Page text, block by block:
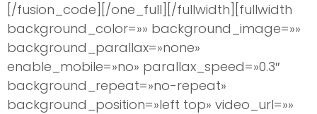
[/fusion_code][/one_full][/fullwidth][fullwidth
background_color=»» background_image=»»
background_parallax=»none»
enable_mobile=»no» parallax_speed=»0.3″
background_repeat=»no-repeat»
background_position=»left top» video_url=»»